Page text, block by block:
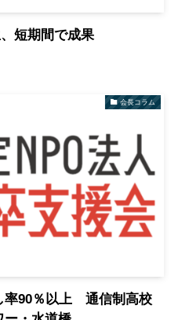
短期間で成果
会長コラム
率90％以上 通信制高校